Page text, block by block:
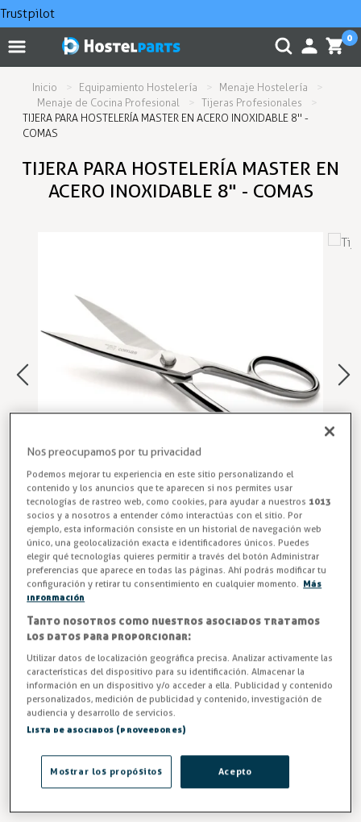
Trustpilot
0
Inicio Equipamiento Hostelería
Menaje Hostelería
Menaje de Cocina Profesional
Tijeras Profesionales
TIJERA PARA HOSTELERÍA MASTER EN ACERO INOXIDABLE 8" -
COMAS
TIJERA PARA HOSTELERÍA MASTER EN
ACERO INOXIDABLE 8" - COMAS
Tijeras Cocina Restaurante
Tijera profesional MASTER de 8” en acero inoxidable
COMAS. Precisión, durabilidad y diseño ergonómico para
cortes limpios y rápidos en cocinas de hostelería. Da un
salto de calidad en tu cocina con la tijera MASTER COMAS
de acero inoxidable. Rendimiento, higiene y corte
profesional en cada uso. ¡Haz tu pedido ahora y equipa tu
cocina con herramientas diseñadas para durar!
ENTREGA ENTRE 3 Y 5 DÍAS
48,34 €
Nos preocupamos por tu privacidad
Podemos mejorar tu experiencia en este sitio personalizando el
contenido y los anuncios que te aparecen si nos permites usar
tecnologías de rastreo web, como cookies, para ayudar a nuestros 1013
socios y a nosotros a entender cómo interactúas con el sitio. Por
ejemplo, esta información consiste en un historial de navegación web
único, una geolocalización exacta e identificadores únicos. Puedes
elegir qué tecnologías quieres permitir a través del botón Administrar
preferencias que aparece en todas las páginas. Ahí podrás modificar tu
configuración y retirar tu consentimiento en cualquier momento. Más
información
Tanto nosotros como nuestros asociados tratamos
los datos para proporcionar:
Utilizar datos de localización geográfica precisa. Analizar activamente las
características del dispositivo para su identificación. Almacenar la
información en un dispositivo y/o acceder a ella. Publicidad y contenido
personalizados, medición de publicidad y contenido, investigación de
audiencia y desarrollo de servicios.
Lista de asociados (proveedores)
Acepto
Mostrar los propósitos